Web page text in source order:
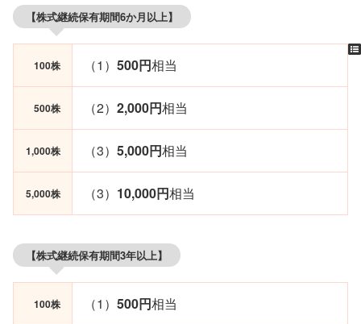
【株式継続保有期間6か月以上】
100株 （1）500円相当
500株 （2）2,000円相当
1,000株 （3）5,000円相当
5,000株 （3） 10,000円相当
【株式継続保有期間3年以上】
100株 （1）500円相当